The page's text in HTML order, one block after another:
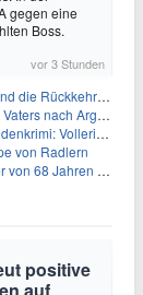
gegen eine
Boss.
vor 3 Stunden
nach Paris
nach Argentinien
Vollering in Gelb
von Radlern
Jahren gestorben
positive